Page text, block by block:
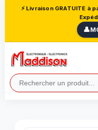
⚡ Livraison GRATUITE à
👤